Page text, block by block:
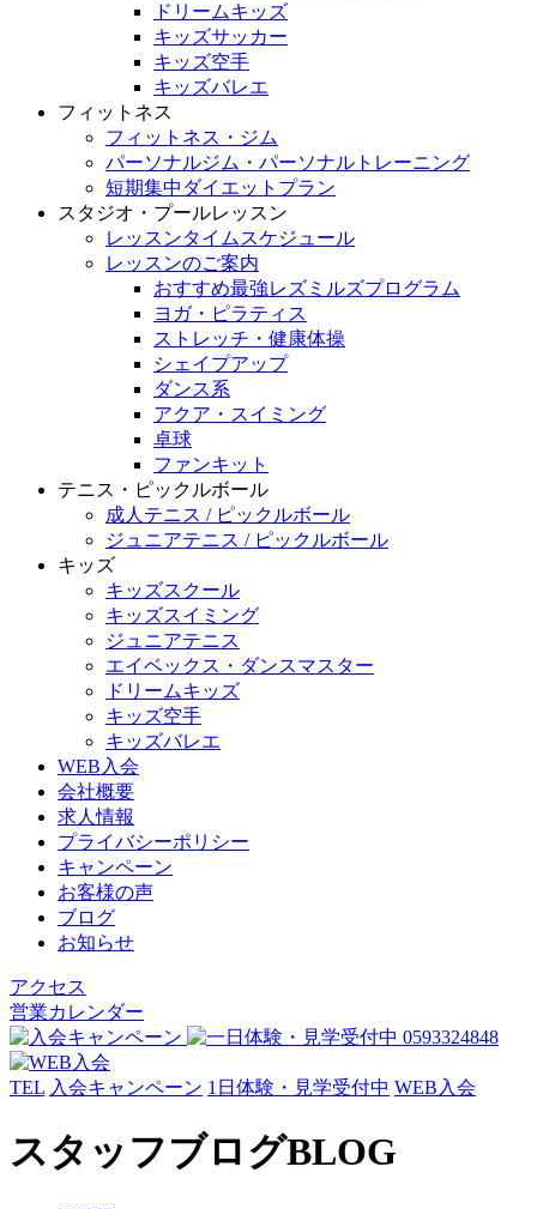
ドリームキッズ
キッズサッカー
キッズ空手
キッズバレエ
フィットネス
フィットネス・ジム
パーソナルジム・パーソナルトレーニング
短期集中ダイエットプラン
スタジオ・プールレッスン
レッスンタイムスケジュール
レッスンのご案内
おすすめ最強レズミルズプログラム
ヨガ・ピラティス
ストレッチ・健康体操
シェイプアップ
ダンス系
アクア・スイミング
卓球
ファンキット
テニス・ピックルボール
成人テニス / ピックルボール
ジュニアテニス / ピックルボール
キッズ
キッズスクール
キッズスイミング
ジュニアテニス
エイベックス・ダンスマスター
ドリームキッズ
キッズ空手
キッズバレエ
WEB入会
会社概要
求人情報
プライバシーポリシー
キャンペーン
お客様の声
ブログ
お知らせ
アクセス
営業カレンダー
TEL 入会キャンペーン 1日体験・見学受付中 WEB入会
スタッフブログBLOG